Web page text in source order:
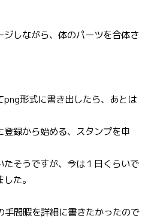
しながら、体のパーツを合体さ
形式に書き出したら、あとは
録から始める、スタンプを申
そうですが、今は１日くらいで
た。
手間暇を詳細に書きたかったので